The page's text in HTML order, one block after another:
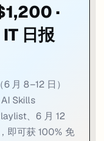
·
日报
月 8–12 日）
Skills
、6 月 12
即可获 100% 免